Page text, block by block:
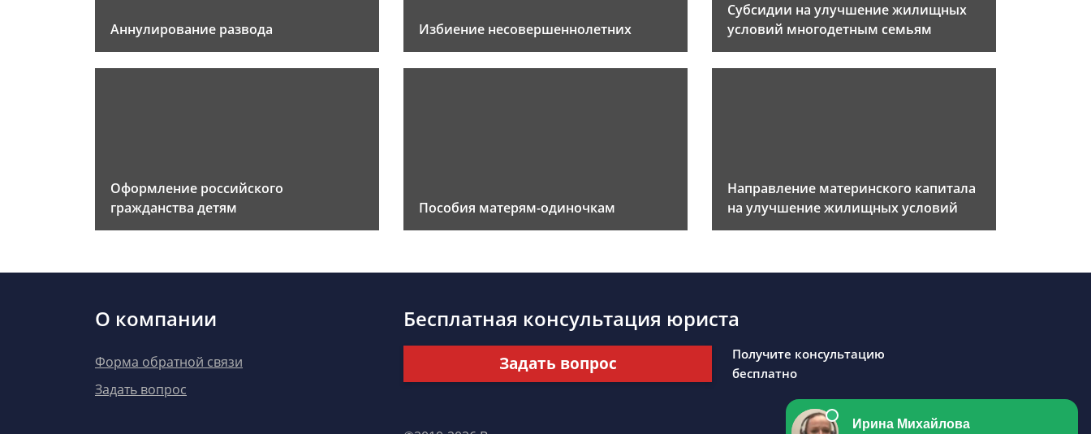
Аннулирование развода Избиение несовершеннолетних
Субсидии на улучшение жилищных
условий многодетным семьям
Оформление российского
гражданства детям
Пособия матерям-одиночкам
Направление материнского капитала
на улучшение жилищных условий
О компании
Форма обратной связи
Задать вопрос
Бесплатная консультация юриста
Задать вопрос
Получите консультацию
бесплатно